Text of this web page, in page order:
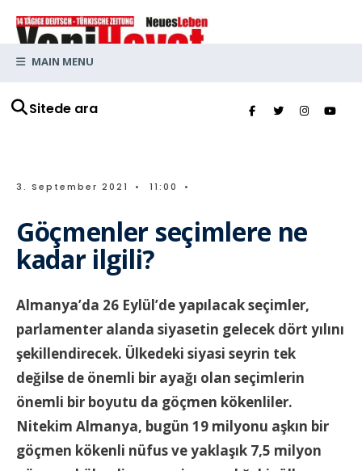
Sitede ara
MAIN MENU
3. September 2021 • 11:00 •
Göçmenler seçimlere ne
kadar ilgili?
Almanya’da 26 Eylül’de yapılacak seçimler,
parlamenter alanda siyasetin gelecek dört yılını
şekillendirecek. Ülkedeki siyasi seyrin tek
değilse de önemli bir ayağı olan seçimlerin
önemli bir boyutu da göçmen kökenliler.
Nitekim Almanya, bugün 19 milyonu aşkın bir
göçmen kökenli nüfus ve yaklaşık 7,5 milyon